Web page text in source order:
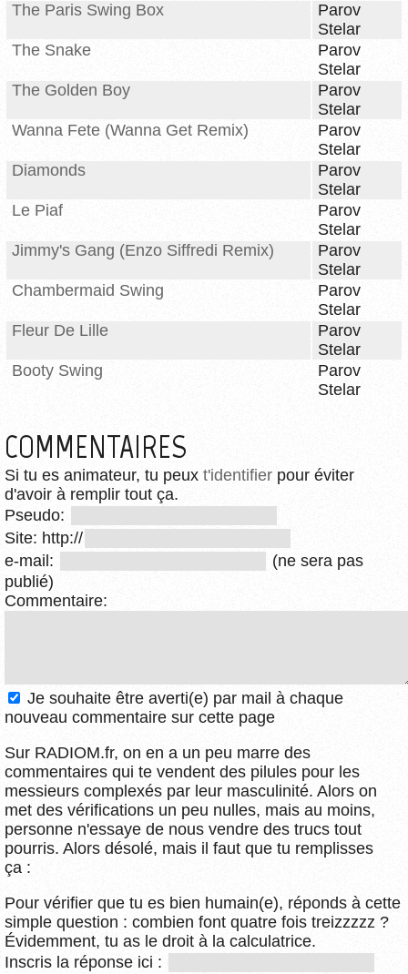
The Paris Swing Box
Parov
Stelar
The Snake
Parov
Stelar
The Golden Boy
Parov
Stelar
Wanna Fete (Wanna Get Remix)
Parov
Stelar
Diamonds
Parov
Stelar
Le Piaf
Parov
Stelar
Jimmy's Gang (Enzo Siffredi Remix)
Parov
Stelar
Chambermaid Swing
Parov
Stelar
Fleur De Lille
Parov
Stelar
Booty Swing
Parov
Stelar
COMMENTAIRES
Si tu es animateur, tu peux t'identifier pour éviter
d'avoir à remplir tout ça.
Pseudo:
Site: http://
e-mail:
(ne sera pas
publié)
Commentaire:
Je souhaite être averti(e) par mail à chaque
nouveau commentaire sur cette page
Sur RADIOM.fr, on en a un peu marre des
commentaires qui te vendent des pilules pour les
messieurs complexés par leur masculinité. Alors on
met des vérifications un peu nulles, mais au moins,
personne n'essaye de nous vendre des trucs tout
pourris. Alors désolé, mais il faut que tu remplisses
ça :
Pour vérifier que tu es bien humain(e), réponds à cette
simple question : combien font quatre fois treizzzzz ?
Évidemment, tu as le droit à la calculatrice.
Inscris la réponse ici :